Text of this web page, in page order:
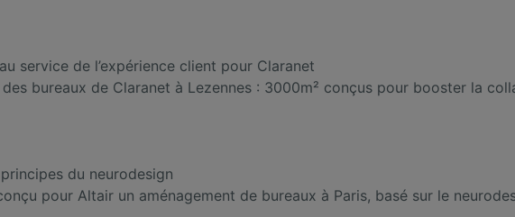
service de l’expérience client pour Claranet
bureaux de Claranet à Lezennes : 3000m² conçus pour booster la
du neurodesign
pour Altair un aménagement de bureaux à Paris, basé sur le